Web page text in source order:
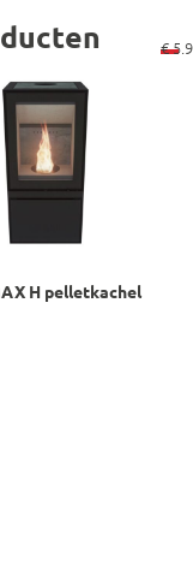
H pelletkachel
€